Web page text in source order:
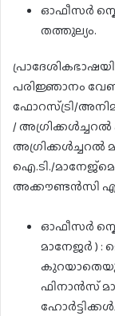
ഓഫീസർ
തത്തുല്യം.
പരിജ്ഞാനം
ഫോറസ്ട്രി/
/
അഗ്രിക്കൾച്ചറൽ
ഐ.ടി./
അക്കൗണ്ടൻസി
ഓഫീസർ
മാനേജർ ) :
ഫിനാൻസ്